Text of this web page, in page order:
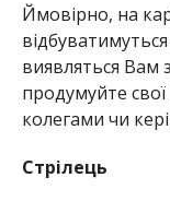
Ймовірно, на
виявляться Вам
продумуйте
колегами чи
Стрілець